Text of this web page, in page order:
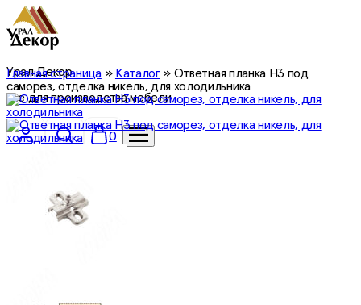
Урал Декор
все для производства мебели
0
Главная страница» Каталог» Ответная планка Н3 под
саморез, отделка никель, для холодильника